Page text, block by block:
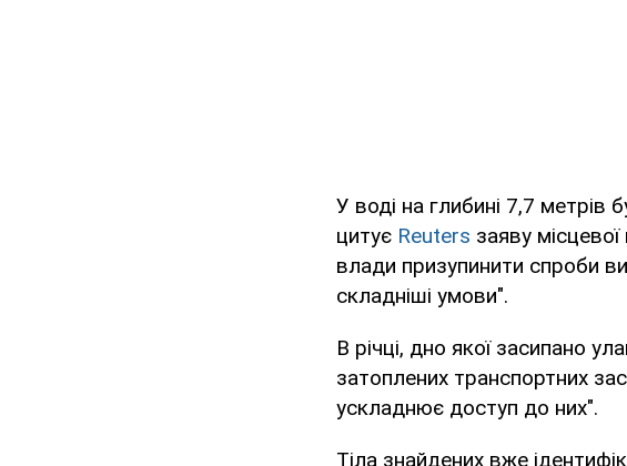
У воді на глибині 7,7 метрів
цитує Reuters заяву
влади призупинити спроби
складніші умови".
В річці, дно якої засипано
затоплених транспортних
ускладнює доступ до них".
Тіла знайдених вже